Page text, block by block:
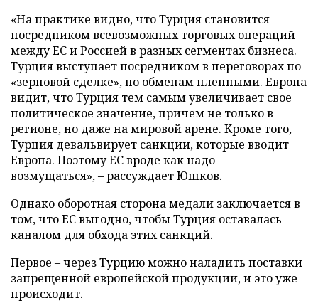
«На практике видно, что Турция становится
посредником всевозможных торговых операций
между ЕС и Россией в разных сегментах бизнеса.
Турция выступает посредником в переговорах по
«зерновой сделке», по обменам пленными. Европа
видит, что Турция тем самым увеличивает свое
политическое значение, причем не только в
регионе, но даже на мировой арене. Кроме того,
Турция девальвирует санкции, которые вводит
Европа. Поэтому ЕС вроде как надо
возмущаться», – рассуждает Юшков.
Однако оборотная сторона медали заключается в
том, что ЕС выгодно, чтобы Турция оставалась
каналом для обхода этих санкций.
Первое – через Турцию можно наладить поставки
запрещенной европейской продукции, и это уже
происходит.